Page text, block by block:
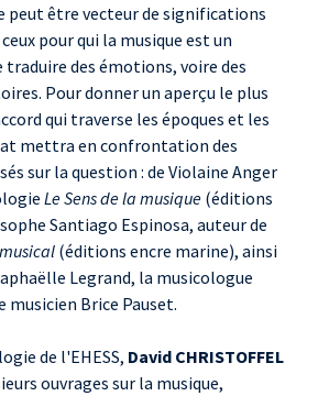
peut être vecteur de significations
pour qui la musique est un
traduire des émotions, voire des
Pour donner un aperçu le plus
qui traverse les époques et les
mettra en confrontation des
sur la question : de Violaine Anger
Le Sens de la musique (éditions
Santiago Espinosa, auteur de
(éditions encre marine), ainsi
Legrand, la musicologue
musicien Brice Pauset.
de l'EHESS, David CHRISTOFFEL
ouvrages sur la musique,